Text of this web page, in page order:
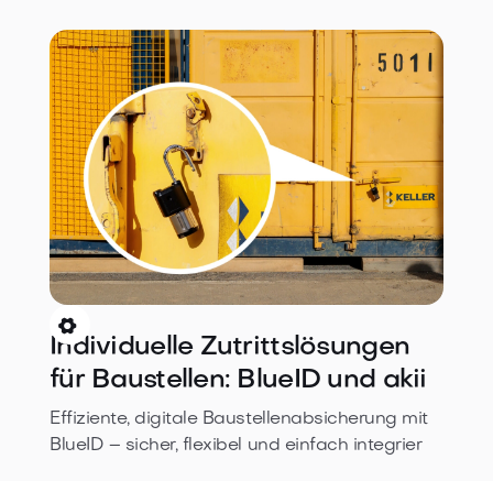

Individuelle Zutrittslösungen
für Baustellen: BlueID und akii
Effiziente, digitale Baustellenabsicherung mit
BlueID – sicher, flexibel und einfach integrier